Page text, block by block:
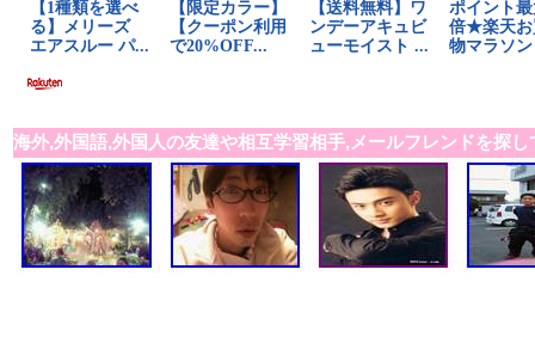
海外,外国語,外国人の友達や相互学習相手,メールフレンドを探し